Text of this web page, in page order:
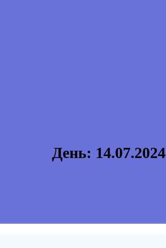
День: 14.07.2024